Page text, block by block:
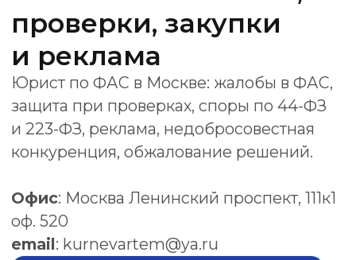
и 223-ФЗ, реклама, недобросовестная
конкуренция, обжалование решений.
Офис: Москва Ленинский проспект, 111к1
оф. 520
email: kurnevartem@ya.ru
Получить консультацию